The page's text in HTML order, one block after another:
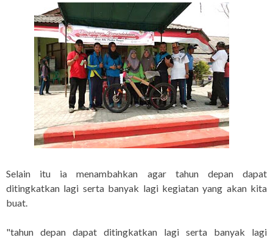
Selain itu ia menambahkan agar tahun depan dapat
ditingkatkan lagi serta banyak lagi kegiatan yang akan kita
buat.
"tahun depan dapat ditingkatkan lagi serta banyak lagi